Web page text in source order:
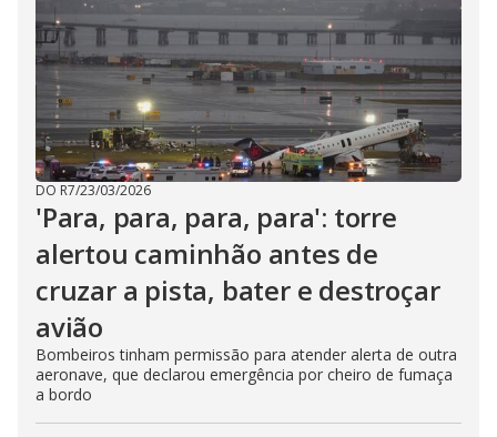
DO R7/23/03/2026
'Para, para, para, para': torre
alertou caminhão antes de
cruzar a pista, bater e destroçar
avião
Bombeiros tinham permissão para atender alerta de outra
aeronave, que declarou emergência por cheiro de fumaça
a bordo